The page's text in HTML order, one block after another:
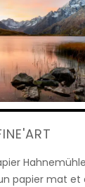
papier mat et